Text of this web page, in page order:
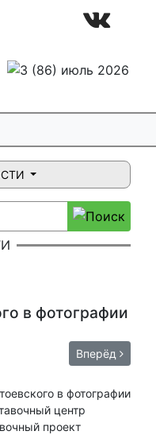
в фотографии
Вперёд
центр
проект